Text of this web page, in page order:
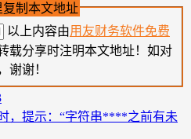
复制本文地址
以上内容由用友财务软件免费
载分享时注明本文地址！如对
谢谢！
，提示：“字符串****之前有未